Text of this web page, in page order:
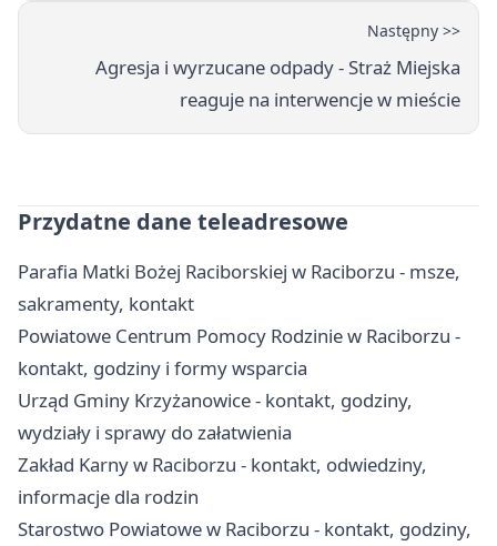
Następny >>
Agresja i wyrzucane odpady - Straż Miejska
reaguje na interwencje w mieście
Przydatne dane teleadresowe
Parafia Matki Bożej Raciborskiej w Raciborzu - msze,
sakramenty, kontakt
Powiatowe Centrum Pomocy Rodzinie w Raciborzu -
kontakt, godziny i formy wsparcia
Urząd Gminy Krzyżanowice - kontakt, godziny,
wydziały i sprawy do załatwienia
Zakład Karny w Raciborzu - kontakt, odwiedziny,
informacje dla rodzin
Starostwo Powiatowe w Raciborzu - kontakt, godziny,